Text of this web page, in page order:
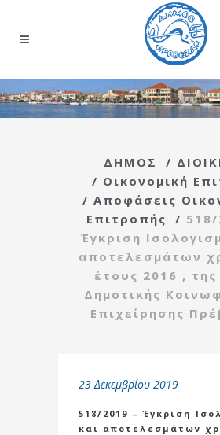
ΔΗΜΟΣ /
/ Οικονομική
/ Αποφάσεις
Επιτροπής
/ 518/
Έγκριση
αποτελεσμάτων
έτους 2016 ,
Δημοτικής
Επιχείρησης
23 Δεκεμβρίου 2019
518/2019 – Έγκριση
και αποτελεσμάτων